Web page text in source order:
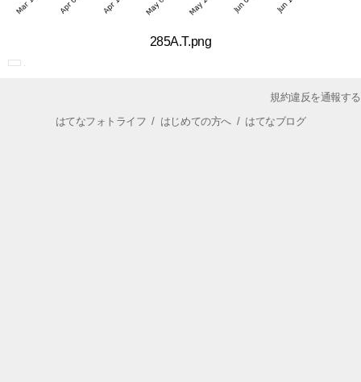
285A.T.png
規約違反を通報する
はてなフォトライフ / はじめての方へ/ はてなブログ